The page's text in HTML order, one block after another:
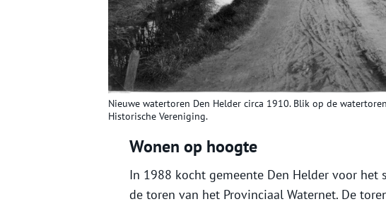
Nieuwe watertoren Den Helder circa 1910. Blik op de
Historische Vereniging.
Wonen op hoogte
In 1988 kocht gemeente Den Helder voor het
de toren van het Provinciaal Waternet. De